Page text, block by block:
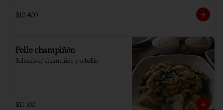
$10.400
Pollo champiñón
Salteado c/ champiñón y cebollín
$11.100